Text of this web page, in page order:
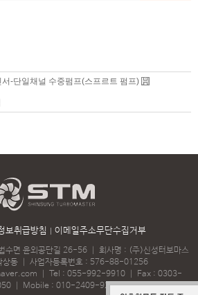
-단일채널 수중펌프(스프르트 펌프)
보취급방침 이메일주소무단수집거부
수면 윤외공단길 26-56
회사명 : (주)신성터보마스
상동｜ 사업자등록번호 : 576-88-01256
Tel : 055-992-9910
Fax : 0303-
｜ Mobile : 010-2409-9218